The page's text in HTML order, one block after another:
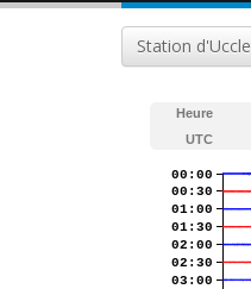
Station d'Uccle
Heure
UTC
00:00
00:30
01:00
01:30
02:00
02:30
03:00